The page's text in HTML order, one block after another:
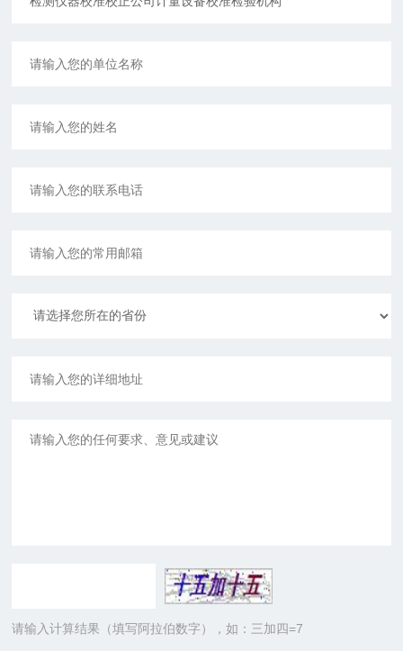
请输入计算结果（填写阿拉伯数字），如：三加四=7